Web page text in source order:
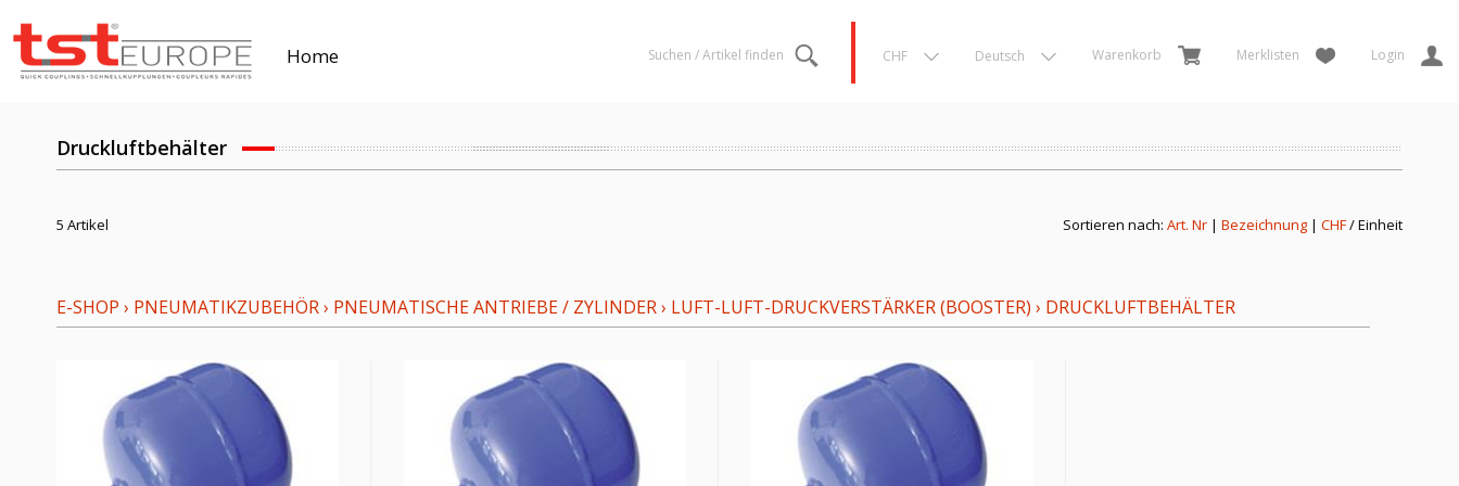
CHF Deutsch Warenkorb Merklisten Login
Suchen / Artikel finden
Home
Druckluftbehälter
Sortieren nach: Art. Nr | Bezeichnung | CHF/ Einheit
5 Artikel
E-SHOP › PNEUMATIKZUBEHÖR› PNEUMATISCHE ANTRIEBE / ZYLINDER› LUFT-LUFT-DRUCKVERSTÄRKER (BOOSTER) › DRUCKLUFTBEHÄLTER